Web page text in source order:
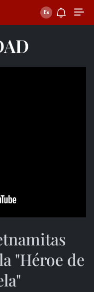
"Héroe de